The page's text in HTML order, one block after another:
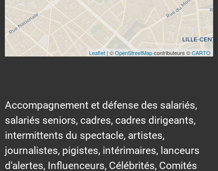
Leaflet | ©OpenStreetMapcontributeurs ©CARTO
Accompagnement et défense des salariés,
salariés seniors, cadres, cadres dirigeants,
intermittents du spectacle, artistes,
journalistes, pigistes, intérimaires, lanceurs
d'alertes, Influenceurs, Célébrités, Comités